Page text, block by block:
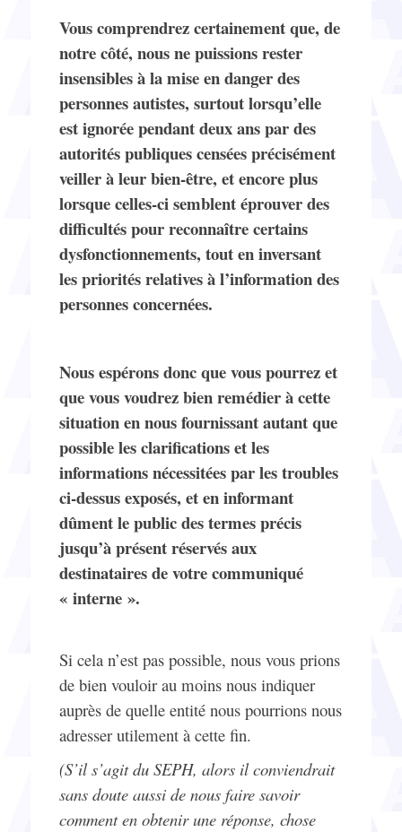
Vous comprendrez certainement que, de
notre côté, nous ne puissions rester
insensibles à la mise en danger des
personnes autistes, surtout lorsqu’elle
est ignorée pendant deux ans par des
autorités publiques censées précisément
veiller à leur bien-être, et encore plus
lorsque celles-ci semblent éprouver des
difficultés pour reconnaître certains
dysfonctionnements, tout en inversant
les priorités relatives à l’information des
personnes concernées.
Nous espérons donc que vous pourrez et
que vous voudrez bien remédier à cette
situationen nous fournissant autant que
possible les clarifications et les
informations nécessitées par les troubles
ci-dessus exposés, et en informant
dûment le public des termes précis
jusqu’à présent réservés aux
destinataires de votre communiqué
« interne ».
Si cela n’est pas possible, nous vous prions
de bien vouloir au moins nous indiquer
auprès de quelle entité nous pourrions nous
adresser utilement à cette fin.
(S’il s’agit du SEPH, alors il conviendrait
sans doute aussi de nous faire savoir
comment en obtenir une réponse, chose